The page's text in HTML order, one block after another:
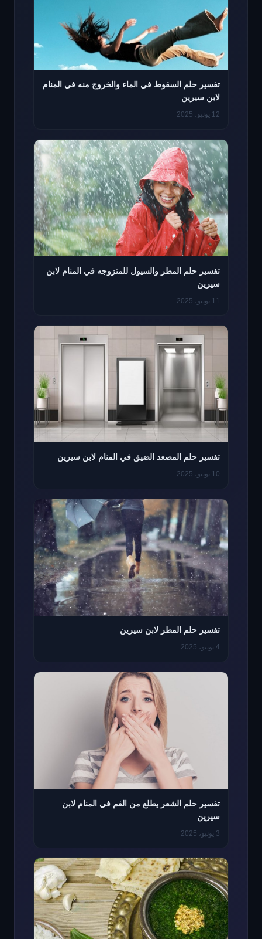
تفسير حلم السقوط في الماء والخروج منه في المنام
لابن سيرين
12 يونيو، 2025
تفسير حلم المطر والسيول للمتزوجه في المنام لابن
سيرين
11 يونيو، 2025
تفسير حلم المصعد الضيق في المنام لابن سيرين
10 يونيو، 2025
تفسير حلم المطر لابن سيرين
4 يونيو، 2025
تفسير حلم الشعر يطلع من الفم في المنام لابن
سيرين
3 يونيو، 2025